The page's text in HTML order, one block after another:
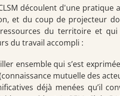
découlent d'une pratique
et du coup de projecteur
ressources du territoire et
du travail accompli :
ensemble qui s’est
mutuelle des
déjà menées qu’il